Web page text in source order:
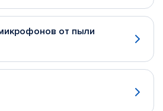
от пыли